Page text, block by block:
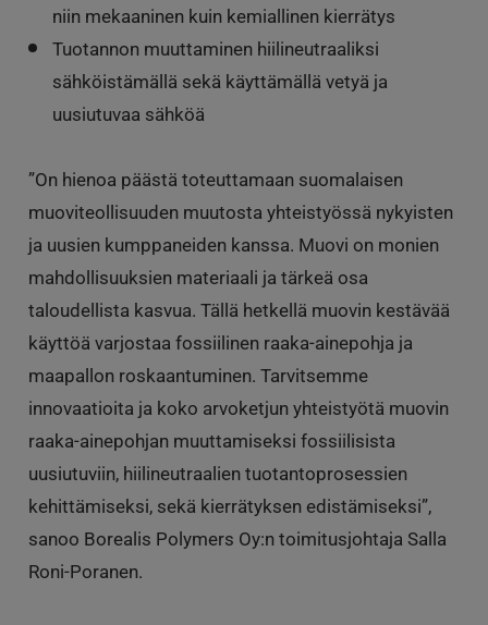
niin mekaaninen kuin kemiallinen kierrätys
Tuotannon muuttaminen hiilineutraaliksi
sähköistämällä sekä käyttämällä vetyä ja
uusiutuvaa sähköä
”On hienoa päästä toteuttamaan suomalaisen
muoviteollisuuden muutosta yhteistyössä nykyisten
ja uusien kumppaneiden kanssa. Muovi on monien
mahdollisuuksien materiaali ja tärkeä osa
taloudellista kasvua. Tällä hetkellä muovin kestävää
käyttöä varjostaa fossiilinen raaka-ainepohja ja
maapallon roskaantuminen. Tarvitsemme
innovaatioita ja koko arvoketjun yhteistyötä muovin
raaka-ainepohjan muuttamiseksi fossiilisista
uusiutuviin, hiilineutraalien tuotantoprosessien
kehittämiseksi, sekä kierrätyksen edistämiseksi”,
sanoo Borealis Polymers Oy:n toimitusjohtaja Salla
Roni-Poranen.